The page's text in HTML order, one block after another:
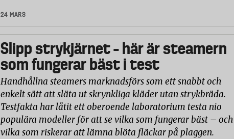
24 MARS
Slipp strykjärnet – här är steamern
som fungerar bäst i test
Handhållna steamers marknadsförs som ett snabbt och
enkelt sätt att släta ut skrynkliga kläder utan strykbräda.
Testfakta har låtit ett oberoende laboratorium testa nio
populära modeller för att se vilka som fungerar bäst – och
vilka som riskerar att lämna blöta fläckar på plaggen.